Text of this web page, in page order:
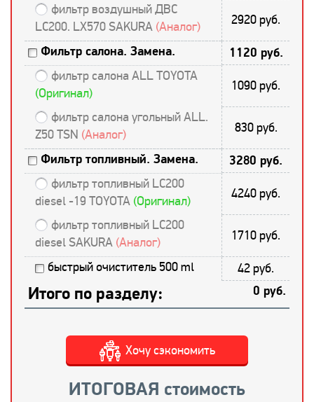
фильтр воздушный ДВС
LC200. LX570 SAKURA (Аналог) 2920 руб.
Фильтр салона. Замена. 1120 руб.
фильтр салона ALL TOYOTA
(Оригинал)
1090 руб.
фильтр салона угольный ALL.
Z50 TSN (Аналог) 830 руб.
Фильтр топливный. Замена. 3280 руб.
фильтр топливный LC200
diesel -19 TOYOTA (Оригинал) 4240 руб.
фильтр топливный LC200
diesel SAKURA (Аналог) 1710 руб.
быстрый очиститель 500 ml 42 руб.
Итого по разделу: 0 руб.
ИТОГОВАЯ стоимость
Хочу сэкономить